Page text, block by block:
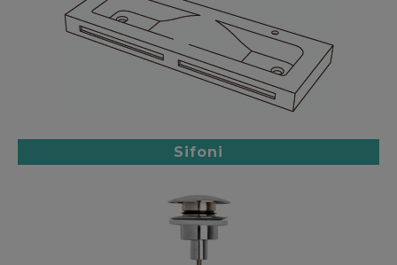
Sifoni